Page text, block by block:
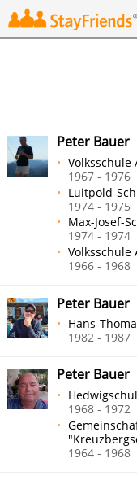
Suchen
Peter Bauer
1967 - 1976
Luitpold-
1974 - 1975
Max-Josef-
1974 - 1974
1966 - 1968
Peter Bauer
Hans-
1982 - 1987
Peter Bauer
1968 - 1972
1964 - 1968